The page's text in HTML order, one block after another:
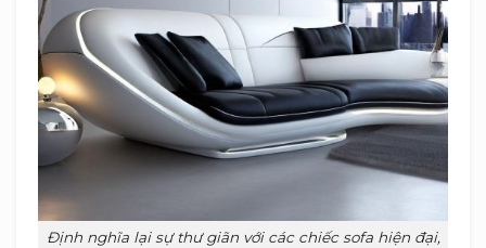
Định nghĩa lại sự thư giãn với các chiếc sofa hiện đại,